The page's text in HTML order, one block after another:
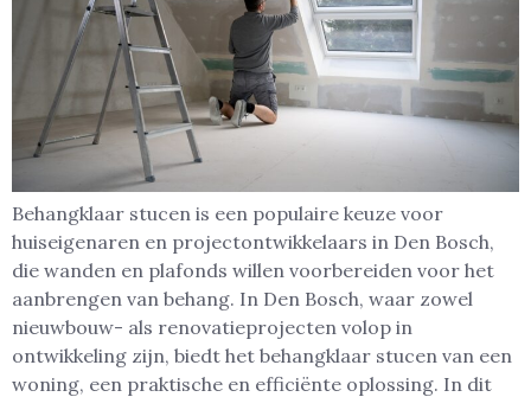
Behangklaar stucen is een populaire keuze voor
huiseigenaren en projectontwikkelaars in Den Bosch,
die wanden en plafonds willen voorbereiden voor het
aanbrengen van behang. In Den Bosch, waar zowel
nieuwbouw- als renovatieprojecten volop in
ontwikkeling zijn, biedt het behangklaar stucen van een
woning, een praktische en efficiënte oplossing. In dit